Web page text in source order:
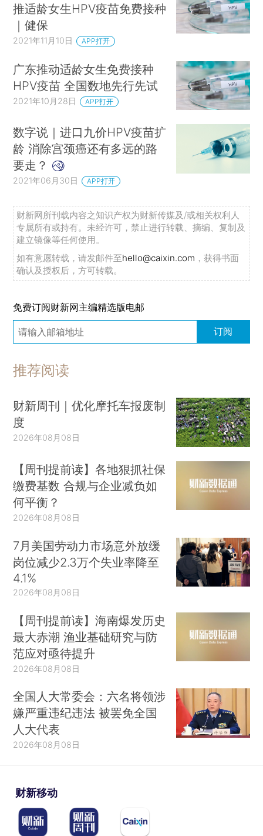
推适龄女生HPV疫苗免费接种
｜健保
2021年11月10日 APP打开
广东推动适龄女生免费接种
HPV疫苗 全国数地先行先试
2021年10月28日 APP打开
数字说｜进口九价HPV疫苗扩
龄 消除宫颈癌还有多远的路
要走？
2021年06月30日 APP打开
财新网所刊载内容之知识产权为财新传媒及/或相关权利人
专属所有或持有。未经许可，禁止进行转载、摘编、复制及
建立镜像等任何使用。
如有意愿转载，请发邮件至hello@caixin.com ，获得书面
确认及授权后，方可转载。
免费订阅财新网主编精选版电邮
订阅
推荐阅读
财新周刊｜优化摩托车报废制
度
2026年08月08日
【周刊提前读】各地狠抓社保
缴费基数 合规与企业减负如
何平衡？
2026年08月08日
7月美国劳动力市场意外放缓
岗位减少2.3万个失业率降至
4.1%
2026年08月08日
【周刊提前读】海南爆发历史
最大赤潮 渔业基础研究与防
范应对亟待提升
2026年08月08日
全国人大常委会：六名将领涉
嫌严重违纪违法 被罢免全国
人大代表
2026年08月08日
财新移动